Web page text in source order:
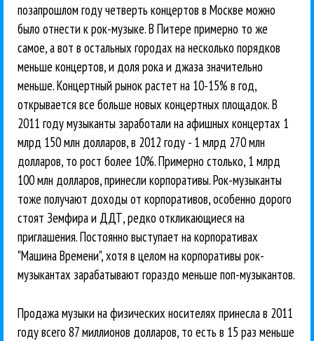
позапрошлом году четверть концертов в Москве можно
было отнести к рок-музыке. В Питере примерно то же
самое, а вот в остальных городах на несколько порядков
меньше концертов, и доля рока и джаза значительно
меньше. Концертный рынок растет на 10-15% в год,
открывается все больше новых концертных площадок. В
2011 году музыканты заработали на афишных концертах 1
млрд 150 млн долларов, в 2012 году - 1 млрд 270 млн
долларов, то рост более 10%. Примерно столько, 1 млрд
100 млн долларов, принесли корпоративы. Рок-музыканты
тоже получают доходы от корпоративов, особенно дорого
стоят Земфира и ДДТ, редко откликающиеся на
приглашения. Постоянно выступает на корпоративах
"Машина Времени", хотя в целом на корпоративы рок-
музыкантах зарабатывают гораздо меньше поп-музыкантов.
Продажа музыки на физических носителях принесла в 2011
году всего 87 миллионов долларов, то есть в 15 раз меньше